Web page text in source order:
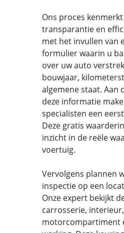
Ons proces
transparantie en
met het invullen van
formulier waarin u
over uw auto
bouwjaar,
algemene staat. Aan
deze informatie
specialisten een
Deze gratis
inzicht in de reële
voertuig.
Vervolgens plannen
inspectie op een
Onze expert bekijkt
carrosserie, interieur,
motorcompartiment